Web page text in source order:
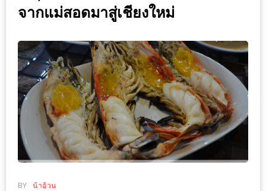
งาน
ครบ
ครั้ง
ช้อป
ชิ
ลล์
ชิม
ที่
จากแม่สอดมาสู่เชียงใหม่
BY น้าอ้วน